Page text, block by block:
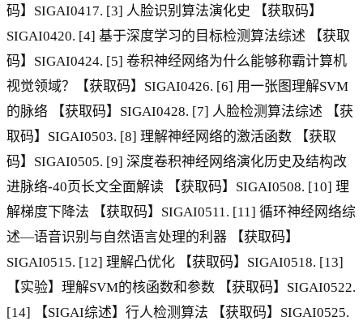
码】SIGAI0417. [3] 人脸识别算法演化史 【获取码】
SIGAI0420. [4] 基于深度学习的目标检测算法综述 【获取
码】SIGAI0424. [5] 卷积神经网络为什么能够称霸计算机
视觉领域？【获取码】SIGAI0426. [6] 用一张图理解SVM
的脉络 【获取码】SIGAI0428. [7] 人脸检测算法综述 【获
取码】SIGAI0503. [8] 理解神经网络的激活函数 【获取
码】SIGAI0505. [9] 深度卷积神经网络演化历史及结构改
进脉络-40页长文全面解读 【获取码】SIGAI0508. [10] 理
解梯度下降法 【获取码】SIGAI0511. [11] 循环神经网络综
述—语音识别与自然语言处理的利器 【获取码】
SIGAI0515. [12] 理解凸优化 【获取码】SIGAI0518. [13]
【实验】理解SVM的核函数和参数 【获取码】SIGAI0522.
[14] 【SIGAI综述】行人检测算法 【获取码】SIGAI0525.